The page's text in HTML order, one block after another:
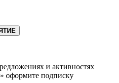
и активностях
оформите подписку